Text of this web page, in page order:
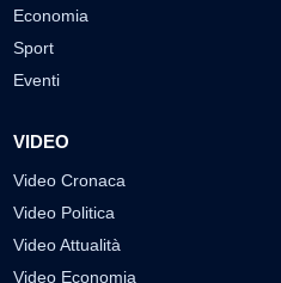
Economia
Sport
Eventi
VIDEO
Video Cronaca
Video Politica
Video Attualità
Video Economia